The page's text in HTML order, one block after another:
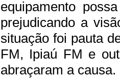
equipamento
prejudicando a
situação foi pauta
FM, Ipiaú FM e
abraçaram a causa.